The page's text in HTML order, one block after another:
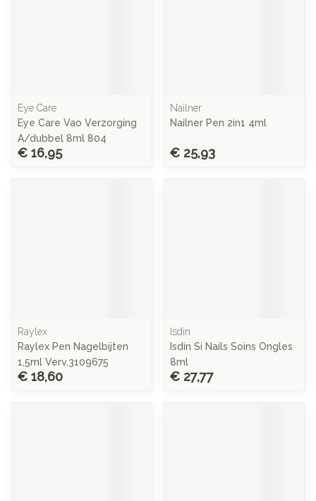
Eye Care
Eye Care Vao Verzorging
A/dubbel 8ml 804
€ 16,95
Nailner
Nailner Pen 2in1 4ml
€ 25,93
Raylex
Raylex Pen Nagelbijten
1,5ml Verv.3109675
€ 18,60
Isdin
Isdin Si Nails Soins Ongles
8ml
€ 27,77